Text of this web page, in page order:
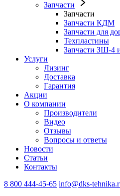
Запчасти
Запчасти
Запчасти КДМ
Запчасти для
Техпластины
Запчасти ЗШ-4
Услуги
Лизинг
Доставка
Гарантия
Акции
О компании
Производители
Видео
Отзывы
Вопросы и ответы
Новости
Статьи
Контакты
8 800 444-45-65 info@dks-